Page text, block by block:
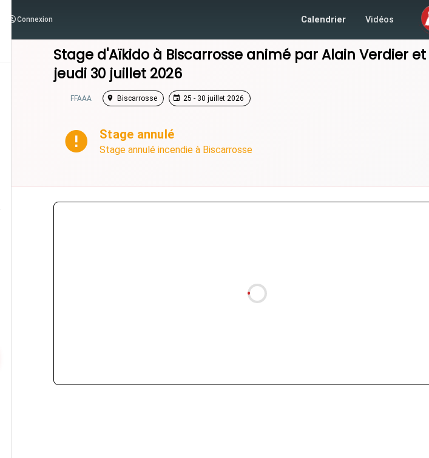
Connexion Calendrier Vidéos
Stage d'Aïkido à Biscarrosse animé parAlain Verdier et
jeudi 30 juillet 2026
FFAAA Biscarrosse 25 - 30 juillet 2026
Stage annulé
Stage annulé incendie à Biscarrosse